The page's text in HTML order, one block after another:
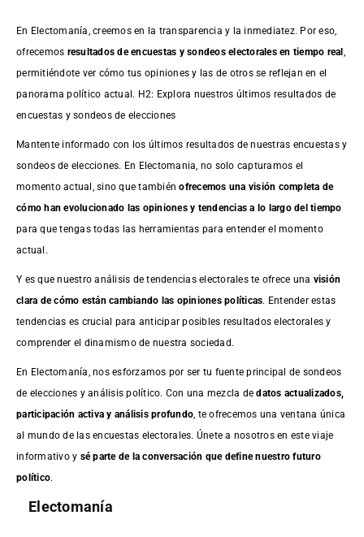
En Electomanía, creemos en la transparencia y la inmediatez. Por eso,
ofrecemos resultados deencuestas y sondeos electorales en tiempo real
permitiéndote ver cómo tus opiniones y las de otros se reflejan en el
panorama político actual. H2: Explora nuestros últimos resultados de
encuestas y sondeos de elecciones
Mantente informado con los últimos resultados de nuestras encuestasy
sondeos de elecciones. En Electomania, no solo capturamos el
momento actual, sino que tambiénofrecemos una visión completa de
cómo han evolucionado las opiniones y tendencias a lo largo del tiempo
para que tengas todas las herramientas para entender el momento
actual.
Y es que nuestro análisis de tendencias electorales te ofrece una visión
clara de cómo están cambiando las opiniones políticas. Entender estas
tendencias es crucial para anticipar posibles resultados electorales y
comprender el dinamismo de nuestra sociedad.
En Electomanía, nos esforzamos por ser tu fuente principal de sondeos
de elecciones y análisis político. Con una mezcla dedatos actualizados,
participación activa y análisis profundo , te ofrecemos una ventana única
al mundo de las encuestas electorales. Únete a nosotros en este viaje
informativo y sé parte de la conversación que define nuestro futuro
político.
Electomanía